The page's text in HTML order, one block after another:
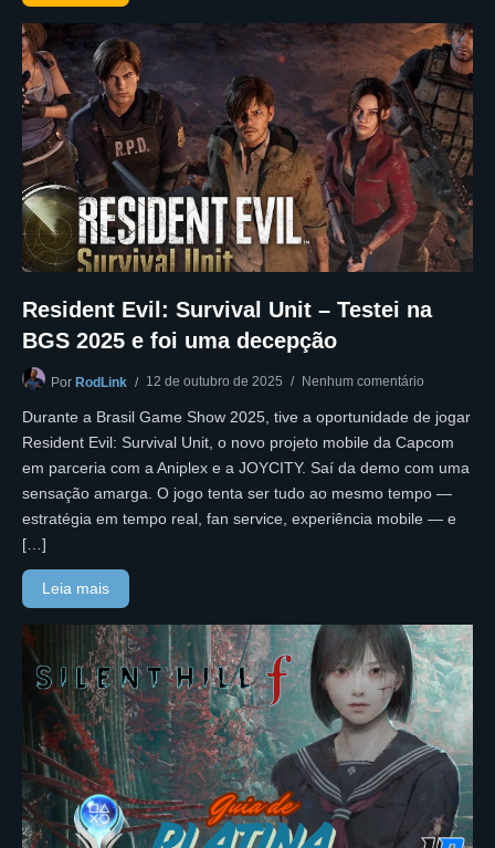
Resident Evil: Survival Unit – Testei na
BGS 2025 e foi uma decepção
Por RodLink 12 de outubro de 2025 Nenhum comentário
Durante a Brasil Game Show 2025, tive a oportunidade de jogar
Resident Evil: Survival Unit, o novo projeto mobile da Capcom
em parceria com a Aniplex e a JOYCITY. Saí da demo com uma
sensação amarga. O jogo tenta ser tudo ao mesmo tempo —
estratégia em tempo real, fan service, experiência mobile — e
[…]
Leia mais